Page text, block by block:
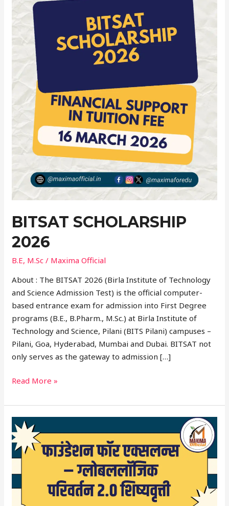
BITSAT SCHOLARSHIP
2026
B.E, M.Sc / Maxima Official
About : The BITSAT 2026 (Birla Institute of Technology
and Science Admission Test) is the official computer-
based entrance exam for admission into First Degree
programs (B.E., B.Pharm., M.Sc.) at Birla Institute of
Technology and Science, Pilani (BITS Pilani) campuses –
Pilani, Goa, Hyderabad, Mumbai and Dubai. BITSAT not
only serves as the gateway to admission […]
Read More »
🎓
फाउंडेशन
फॉर
एक्सलन्स
–
ग्लोबललॉजिक